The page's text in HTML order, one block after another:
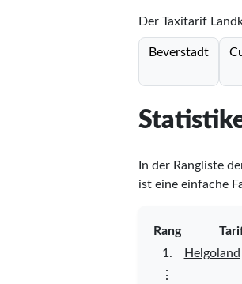
Der Taxitarif
Beverstadt
In der Rangliste
ist eine einfache
Rang
1.
Helgoland
⋮